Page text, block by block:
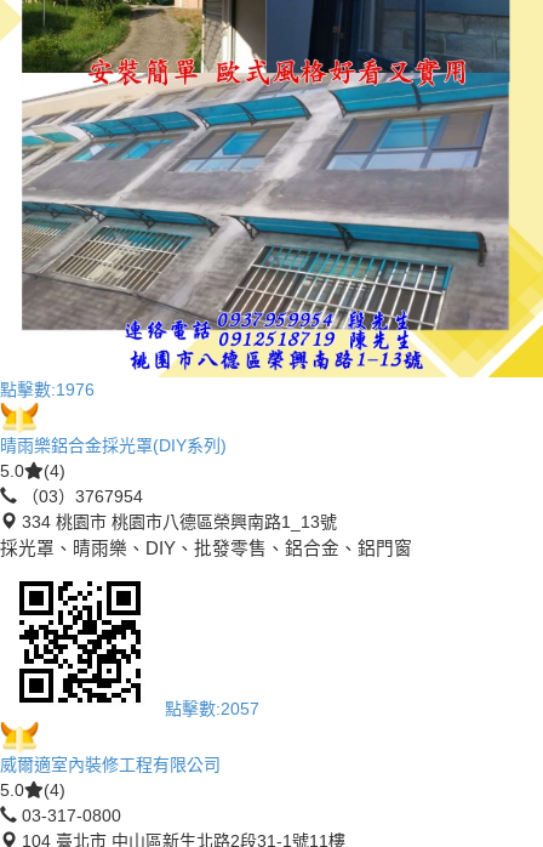
點擊數:1976
晴雨樂鋁合金採光罩(DIY系列)
5.0
(4)
（03）3767954
334 桃園市 桃園市八德區榮興南路1_13號
採光罩、晴雨樂、DIY、批發零售、鋁合金、鋁門窗
點擊數:2057
威爾適室內裝修工程有限公司
5.0
(4)
03-317-0800
104 臺北市 中山區新生北路2段31-1號11樓